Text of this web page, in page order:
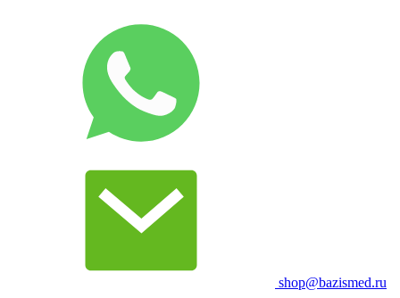
shop@bazismed.ru